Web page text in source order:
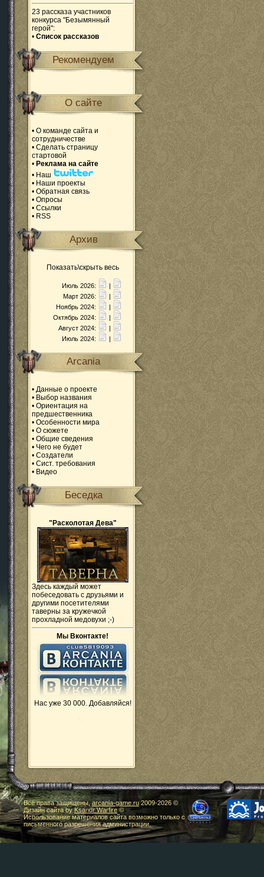
23 рассказа участников
конкурса "Безымянный
герой":
• Список рассказов
Рекомендуем
О сайте
• О команде сайта и
сотрудничестве
• Сделать страницу
стартовой
• Реклама на сайте
• Наш
• Наши проекты
• Обратная связь
• Опросы
• Ссылки
• RSS
Архив
Показать\скрыть весь
Июль 2026:
|
Март 2026:
|
Ноябрь 2024:
|
Октябрь 2024:
|
Август 2024:
|
Июль 2024:
|
Arcania
• Данные о проекте
• Выбор названия
• Ориентация на
предшественника
• Особенности мира
• О сюжете
• Общие сведения
• Чего не будет
• Создатели
• Сист. требования
• Видео
Беседка
"Расколотая Дева"
Здесь каждый может
побеседовать с друзьями и
другими посетителями
таверны за кружечкой
прохладной медовухи ;-)
Мы Вконтакте!
Нас уже 30 000. Добавляйся!
Все права защищены,arcania-game.ru2009-2026 ©
Дизайн сайта byKsandr Warfire©
Использование материалов сайта возможно только с
письменного разрешения администрации.